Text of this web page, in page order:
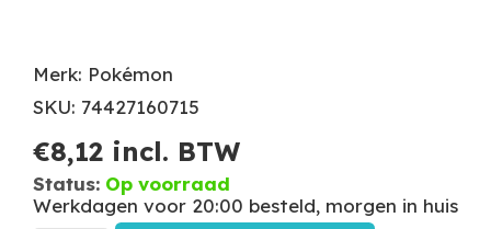
Merk: Pokémon
SKU: 74427160715
€8,12 incl. BTW
Status: Op voorraad
Werkdagen voor 20:00 besteld, morgen in huis